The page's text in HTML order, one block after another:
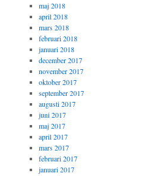
maj 2018
april 2018
mars 2018
februari 2018
januari 2018
december 2017
november 2017
oktober 2017
september 2017
augusti 2017
juni 2017
maj 2017
april 2017
mars 2017
februari 2017
januari 2017